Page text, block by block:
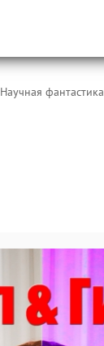
Научная фантастика